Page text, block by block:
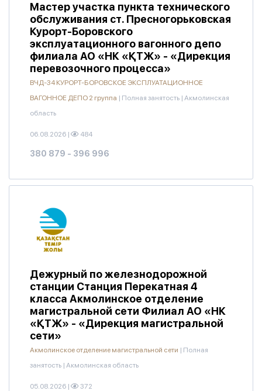
Мастер участка пункта технического
обслуживания ст. Пресногорьковская
Курорт-Боровского
эксплуатационного вагонного депо
филиала АО «НК «ҚТЖ» - «Дирекция
перевозочного процесса»
ВЧД-34 КУРОРТ-БОРОВСКОЕ ЭКСПЛУАТАЦИОННОЕ
ВАГОННОЕ ДЕПО 2 группа | Полная занятость | Акмолинская
область
06.08.2026 | 484
380 879 - 396 996
Дежурный по железнодорожной
станции Станция Перекатная 4
класса Акмолинское отделение
магистральной сети Филиал АО «НК
«ҚТЖ» - «Дирекция магистральной
сети»
Акмолинское отделение магистральной сети | Полная
занятость | Акмолинская область
05.08.2026 | 372